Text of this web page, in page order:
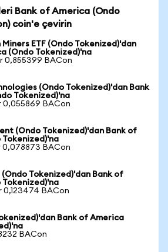
Bank of America (Ondo
coin'e çevirin
ETF (Ondo Tokenized)'dan
(Ondo Tokenized)'na
0,855399 BACon
(Ondo Tokenized)'dan Bank
Tokenized)'na
0,055869 BACon
(Ondo Tokenized)'dan Bank of
Tokenized)'na
0,078873 BACon
(Ondo Tokenized)'dan Bank of
Tokenized)'na
0,123474 BACon
Bank of America
BACon